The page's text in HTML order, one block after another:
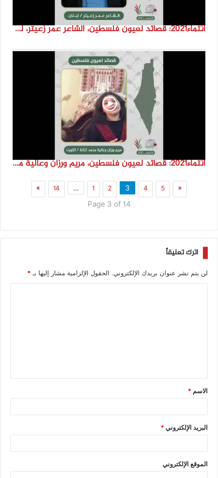
انتماء2021: قصائد لعيون فلسطين، الشاعر عمر زعيتر، لبنان
انتماء2021: قصائد لعيون فلسطين، مريم ورزان وعالية محمد كتانة، الكويت
«
1 2 3 4 5
…
14
»
Page 3 of 14
اترك تعليقاً
لن يتم نشر عنوان بريدك الإلكتروني. الحقول الإلزامية مشار إليها بـ *
الاسم *
البريد الإلكتروني*
الموقع الإلكتروني